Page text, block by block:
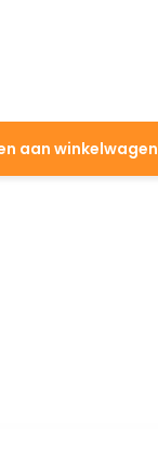
aan winkelwagen